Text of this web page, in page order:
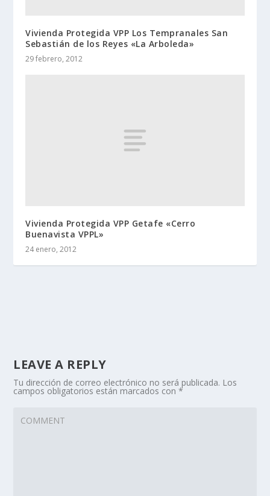
Vivienda Protegida VPP Los Tempranales San
Sebastián de los Reyes «La Arboleda»
29 febrero, 2012
Vivienda Protegida VPP Getafe «Cerro
Buenavista VPPL»
24 enero, 2012
LEAVE A REPLY
Tu dirección de correo electrónico no será publicada. Los
campos obligatorios están marcados con*